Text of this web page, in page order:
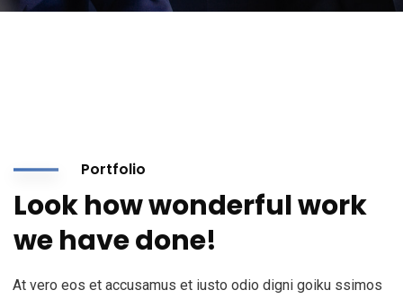
Portfolio
Look how wonderful work
we have done!
At vero eos et accusamus et iusto odio digni goiku ssimos